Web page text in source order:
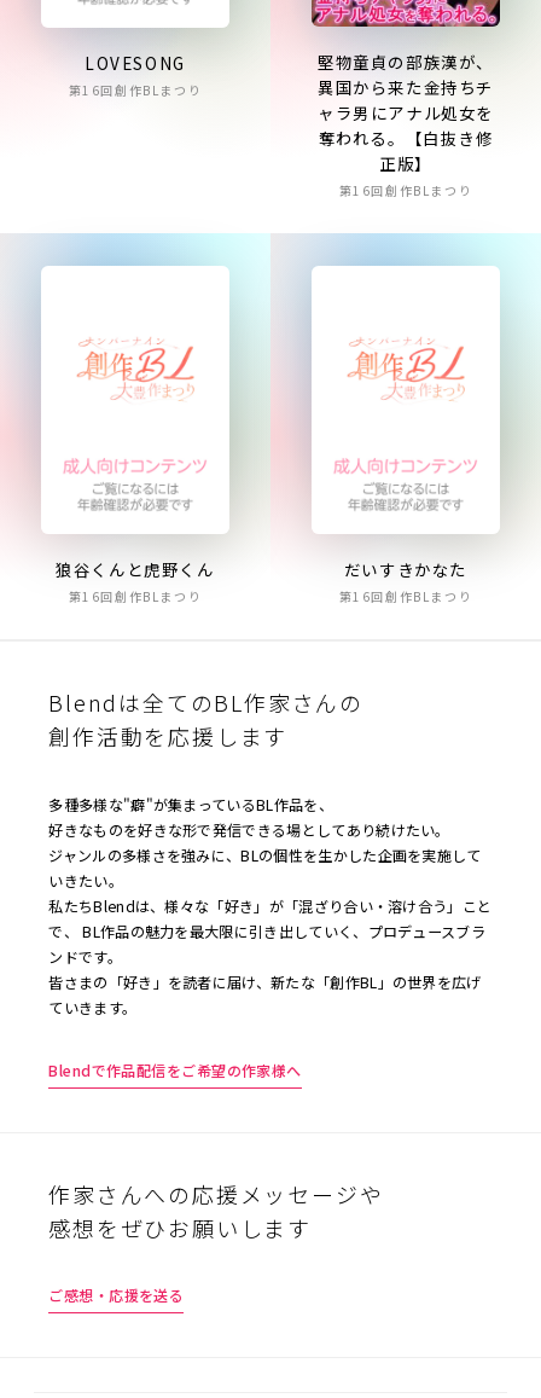
LOVESONG
第16回創作BLまつり
堅物童貞の部族漢が、
異国から来た金持ちチ
ャラ男にアナル処女を
奪われる。【白抜き修
正版】
第16回創作BLまつり
狼谷くんと虎野くん
第16回創作BLまつり
だいすきかなた
第16回創作BLまつり
Blendは全てのBL作家さんの
創作活動を応援します
多種多様な"癖"が集まっているBL作品を、
好きなものを好きな形で発信できる場としてあり続けたい。
ジャンルの多様さを強みに、BLの個性を生かした企画を実施して
いきたい。
私たちBlendは、様々な「好き」が「混ざり合い・溶け合う」こと
で、 BL作品の魅力を最大限に引き出していく、プロデュースブラ
ンドです。
皆さまの「好き」を読者に届け、新たな「創作BL」の世界を広げ
ていきます。
Blendで作品配信をご希望の作家様へ
作家さんへの応援メッセージや
感想をぜひお願いします
ご感想・応援を送る